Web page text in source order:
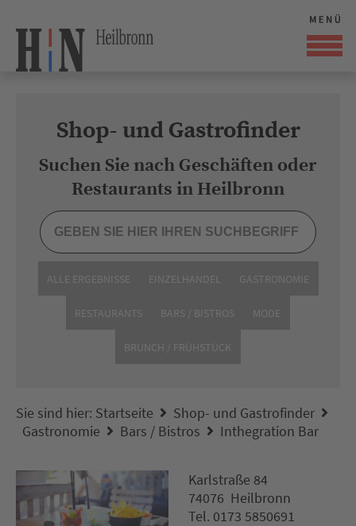
Shop- und Gastrofinder
Suchen Sie nach Geschäften oder
Restaurants in Heilbronn
ALLE ERGEBNISSE EINZELHANDEL GASTRONOMIE
RESTAURANTS BARS / BISTROS MODE
BRUNCH / FRÜHSTÜCK
Sie sind hier: Startseite
Shop- und Gastrofinder
Gastronomie
Bars / Bistros Inthegration Bar
Karlstraße 84
74076 Heilbronn
Tel. 0173 5850691